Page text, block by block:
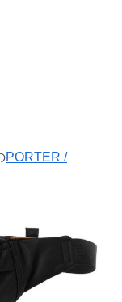
PORTER /